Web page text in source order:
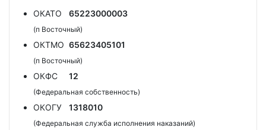
ОКАТО
65223000003
(п Восточный)
ОКТМО 65623405101
(п Восточный)
ОКФС 12
(Федеральная собственность)
ОКОГУ 1318010
(Федеральная служба исполнения наказаний)